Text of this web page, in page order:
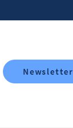
Newsletter